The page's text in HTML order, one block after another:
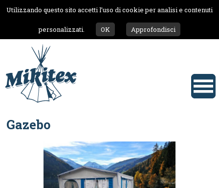
Utilizzando questo sito accetti l’uso di cookie per analisi e contenuti
personalizzati. OK Approfondisci
Gazebo